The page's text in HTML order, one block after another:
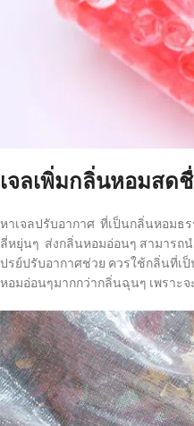
เจลเพิ่มกลิ่นหอมสด
หาเจลปรับอากาศ ที่เป็นกลิ่นหอมธ
ลี่หยุ่นๆ ส่งกลิ่นหอมอ่อนๆ สามารถน
ปรย์ปรับอากาศช่วย ควรใช้กลิ่นที่เ
หอมอ่อนๆมากกว่ากลิ่นฉุนๆ เพราะ